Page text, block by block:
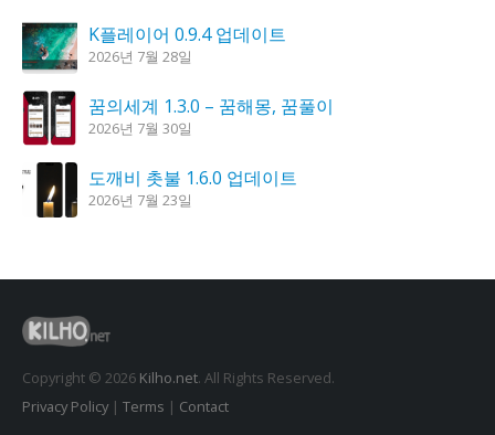
K플레이어 0.9.4 업데이트
2026년 7월 28일
꿈의세계 1.3.0 – 꿈해몽, 꿈풀이
2026년 7월 30일
도깨비 촛불 1.6.0 업데이트
2026년 7월 23일
홈페이지 리뉴얼 작업 완료
2026년 8월 7일
Copyright © 2026 Kilho.net. All Rights Reserved.
Privacy Policy| Terms | Contact